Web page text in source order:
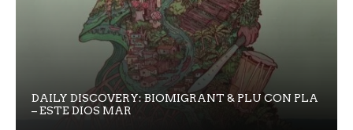
DAILY DISCOVERY: BIOMIGRANT & PLU CON PLA
– ESTE DIOS MAR